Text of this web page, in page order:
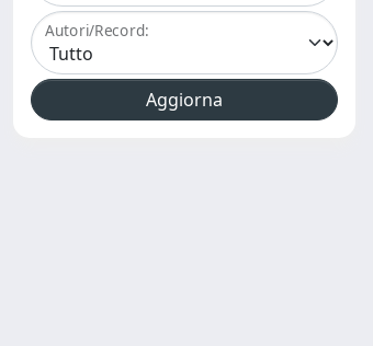
Autori/Record: